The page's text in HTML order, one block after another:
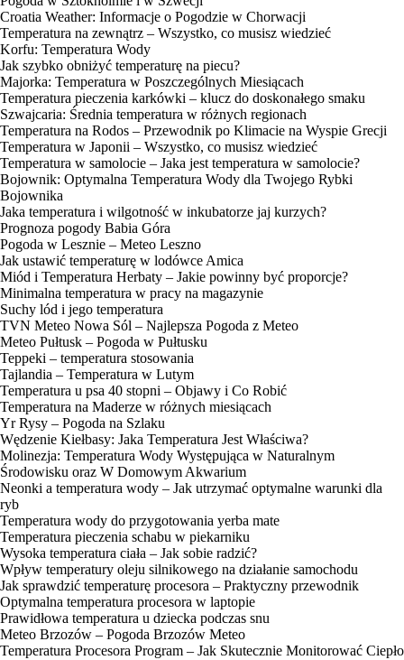
Croatia Weather: Informacje o Pogodzie w Chorwacji
Temperatura na zewnątrz – Wszystko, co musisz wiedzieć
Korfu: Temperatura Wody
Jak szybko obniżyć temperaturę na piecu?
Majorka: Temperatura w Poszczególnych Miesiącach
Temperatura pieczenia karkówki – klucz do doskonałego smaku
Szwajcaria: Średnia temperatura w różnych regionach
Temperatura na Rodos – Przewodnik po Klimacie na Wyspie Grecji
Temperatura w Japonii – Wszystko, co musisz wiedzieć
Temperatura w samolocie – Jaka jest temperatura w samolocie?
Bojownik: Optymalna Temperatura Wody dla Twojego Rybki
Bojownika
Jaka temperatura i wilgotność w inkubatorze jaj kurzych?
Prognoza pogody Babia Góra
Pogoda w Lesznie – Meteo Leszno
Jak ustawić temperaturę w lodówce Amica
Miód i Temperatura Herbaty – Jakie powinny być proporcje?
Minimalna temperatura w pracy na magazynie
Suchy lód i jego temperatura
TVN Meteo Nowa Sól – Najlepsza Pogoda z Meteo
Meteo Pułtusk – Pogoda w Pułtusku
Teppeki – temperatura stosowania
Tajlandia – Temperatura w Lutym
Temperatura u psa 40 stopni – Objawy i Co Robić
Temperatura na Maderze w różnych miesiącach
Yr Rysy – Pogoda na Szlaku
Wędzenie Kiełbasy: Jaka Temperatura Jest Właściwa?
Molinezja: Temperatura Wody Występująca w Naturalnym
Środowisku oraz W Domowym Akwarium
Neonki a temperatura wody – Jak utrzymać optymalne warunki dla
ryb
Temperatura wody do przygotowania yerba mate
Temperatura pieczenia schabu w piekarniku
Wysoka temperatura ciała – Jak sobie radzić?
Wpływ temperatury oleju silnikowego na działanie samochodu
Jak sprawdzić temperaturę procesora – Praktyczny przewodnik
Optymalna temperatura procesora w laptopie
Prawidłowa temperatura u dziecka podczas snu
Meteo Brzozów – Pogoda Brzozów Meteo
Temperatura Procesora Program – Jak Skutecznie Monitorować Ciepło